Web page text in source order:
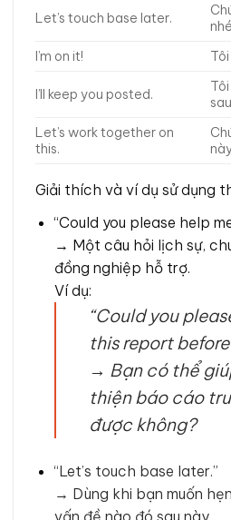
Let’s touch base later.
I’m on it!
I’ll keep you posted.
Let’s work together on
this.
Giải thích và ví dụ sử dụng
“Could you please help
→ Một câu hỏi lịch sự,
đồng nghiệp hỗ trợ.
Ví dụ:
“Could you
this report
→ Bạn có thể
thiện báo cáo
được không?
“Let’s touch base later.”
→ Dùng khi bạn muốn
vấn đề nào đó sau này.